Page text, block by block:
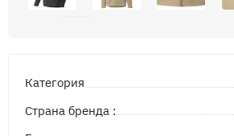
Категория
Страна бренда :